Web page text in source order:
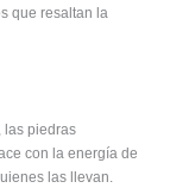
que resaltan la
las piedras
con la energía de
las llevan.